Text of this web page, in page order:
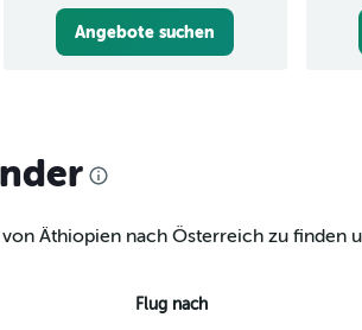
Angebote suchen
Äthiopien nach Österreich zu finden
Flug nach